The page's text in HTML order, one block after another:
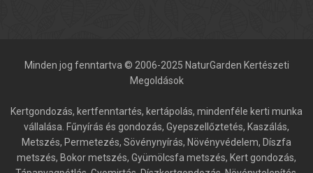
Minden jog fenntartva © 2006-2025 NaturGarden Kertészeti
Megoldások
Kertgondozás, kertfenntartés, kertápolás, mindenféle kerti munka
vállalása. Fűnyírás és gondozás, Gyepszellőztetés, Kaszálás,
Metszés, Permetezés, Sövénynyírás, Növényvédelem, Díszfa
metszés, Bokor metszés, Gyümölcsfa metszés, Kert gondozás,